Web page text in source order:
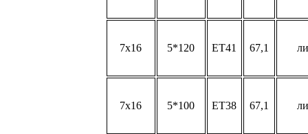
7x16 5*120 ET41 67,1
7x16 5*100 ET38 67,1